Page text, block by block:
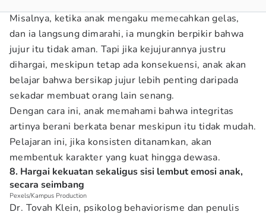
Misalnya, ketika anak mengaku memecahkan gelas,
dan ia langsung dimarahi, ia mungkin berpikir bahwa
jujur itu tidak aman. Tapi jika kejujurannya justru
dihargai, meskipun tetap ada konsekuensi, anak akan
belajar bahwa bersikap jujur lebih penting daripada
sekadar membuat orang lain senang.
Dengan cara ini, anak memahami bahwa integritas
artinya berani berkata benar meskipun itu tidak mudah.
Pelajaran ini, jika konsisten ditanamkan, akan
membentuk karakter yang kuat hingga dewasa.
8. Hargai kekuatan sekaligus sisi lembut emosi anak,
secara seimbang
Pexels/Kampus Production
Dr. Tovah Klein, psikolog behaviorisme dan penulis